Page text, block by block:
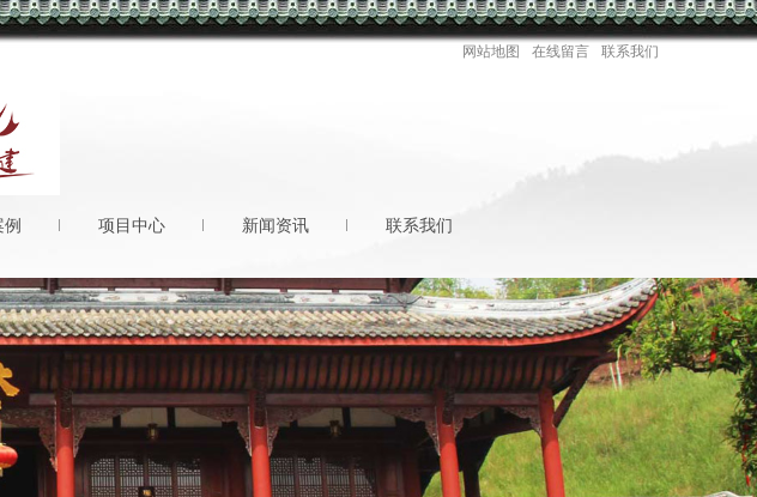
网站地图 在线留言 联系我们
项目中心 新闻资讯 联系我们